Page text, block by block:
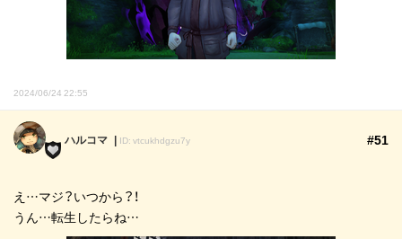
2024/06/24 22:55
ハルコマ ID: vtcukhdgzu7y #51
え…マジ？いつから？！
うん…転生したらね…